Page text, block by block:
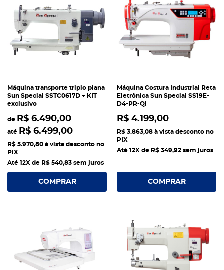
Máquina transporte triplo plana
Sun Special SSTC0617D + KIT
exclusivo
de R$ 6.490,00
até R$ 6.499,00
R$ 5.970,80 à vista desconto no
PIX
Até 12X de R$ 540,83 sem juros
COMPRAR
Máquina Costura Industrial Reta
Eletrônica Sun Special SS19E-
D4-PR-QI
R$ 4.199,00
R$ 3.863,08 à vista desconto no
PIX
Até 12X de R$ 349,92 sem juros
COMPRAR